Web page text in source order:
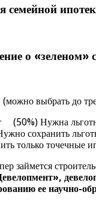
о «зеленом»
выбрать до
(50%) Нужна
сохранить
только
займется
ее научно-